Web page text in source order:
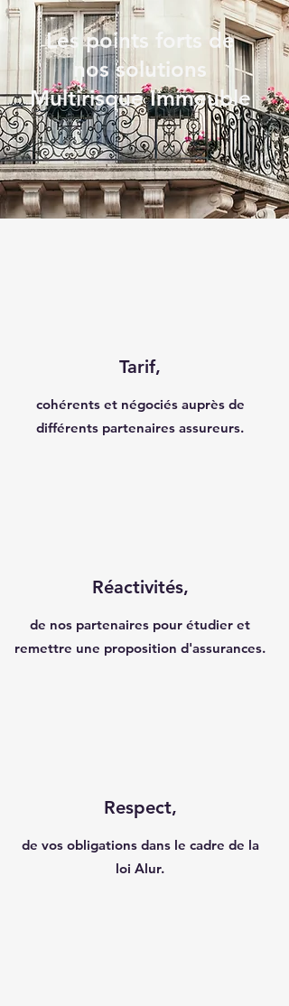
Les points forts de
nos solutions
Multirisque Immeuble
Tarif,
cohérents et négociés auprès de
différents partenaires assureurs.
Réactivités,
de nos partenaires pour étudier et
remettre une proposition d'assurances.
Respect,
de vos obligations dans le cadre de la
loi Alur.